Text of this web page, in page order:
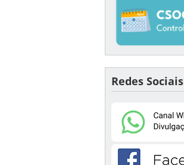
Redes Sociais